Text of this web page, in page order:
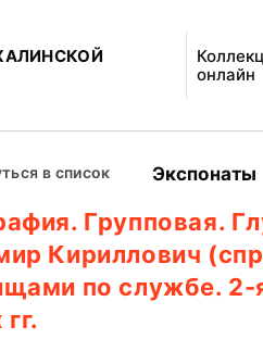
онлайн
в список Экспонаты
Групповая.
Кириллович
по службе. 2-